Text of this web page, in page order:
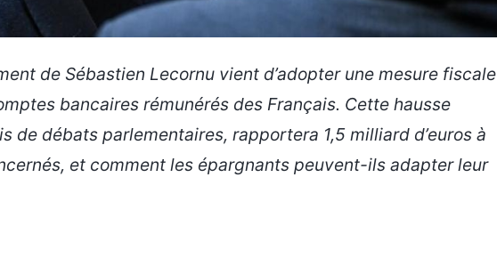
de Sébastien Lecornu vient d’adopter une mesure fiscale
bancaires rémunérés des Français. Cette hausse
de débats parlementaires, rapportera 1,5 milliard d’euros à
et comment les épargnants peuvent-ils adapter leur